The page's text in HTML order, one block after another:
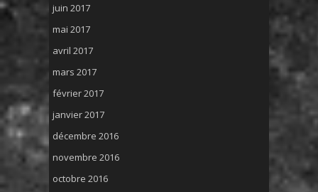
juin 2017
mai 2017
avril 2017
mars 2017
février 2017
janvier 2017
décembre 2016
novembre 2016
octobre 2016